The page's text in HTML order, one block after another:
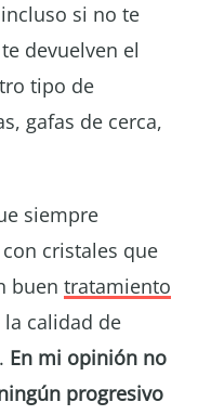
si no te
devuelven el
tipo de
gafas de cerca,
siempre
cristales que
buen tratamiento
la calidad de
En mi opinión no
progresivo